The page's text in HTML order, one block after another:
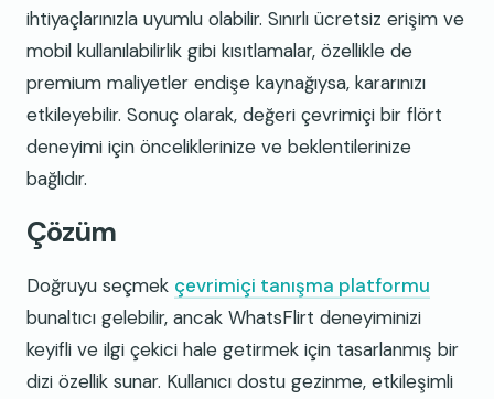
ihtiyaçlarınızla uyumlu olabilir. Sınırlı ücretsiz erişim ve
mobil kullanılabilirlik gibi kısıtlamalar, özellikle de
premium maliyetler endişe kaynağıysa, kararınızı
etkileyebilir. Sonuç olarak, değeri çevrimiçi bir flört
deneyimi için önceliklerinize ve beklentilerinize
bağlıdır.
Çözüm
Doğruyu seçmek çevrimiçi tanışma platformu
bunaltıcı gelebilir, ancak WhatsFlirt deneyiminizi
keyifli ve ilgi çekici hale getirmek için tasarlanmış bir
dizi özellik sunar. Kullanıcı dostu gezinme, etkileşimli